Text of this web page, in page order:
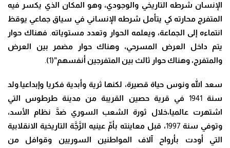
الإنسان شرطه التاريخي والوجودي، وهو المكان الذي يكسر فيه
المتفرج محارته كي يتأمل شرطه الإنساني في سياق جماعي يوقظ
انتماءه إلى الجماعة، ويعلمه الحوار وتعدد مستوياته. فهناك حوار
يتم داخل العرض المسرحي، وهناك حوار مضمر بين العرض
والمتفرج، وهناك حوار ثالث بين المتفرجين أنفسهم”(
1
)
سعد الله ونوس حياة قصيرة، لكنها ثرية وأبدية فكريا وإبداعيا ولد
سنة1941 في قرية حصين القريبة من مدينة طرطوس التي
اشتهرت عالميا،خلال ثورة الشعب السوري ضدَّ نظام الأسد،
وتوفي سنة 1997، قبل معاينته بأمِّ عينيه الرَّجَّة التاريخية الانقلابية
التي أودت بأرواح آلاف المواطنين السوريين وقوافل من